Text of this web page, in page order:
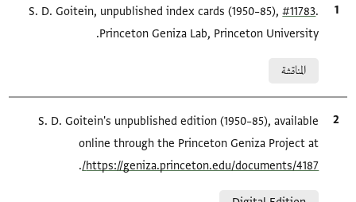
الاقتباس المرجعيS. D. Goitein, unpublished index cards (1950–85),#11783
Princeton Geniza Lab, Princeton University.
المناقشة
الاقتباس المرجعي
S. D. Goitein's unpublished edition (1950–85), available
online through the Princeton Geniza Project at
https://geniza.princeton.edu/documents/4187/
.